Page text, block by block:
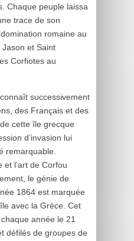
Chaque peuple laissa
trace de son
romaine au
et Saint
Corfiotes au
successivement
des Français et des
cette île grecque
d’invasion lui
remarquable.
et l’art de Corfou
le génie de
1864 est marquée
avec la Grèce. Cet
année le 21
défilés de groupes de